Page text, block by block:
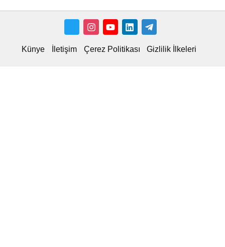
Künye İletişim Çerez Politikası Gizlilik İlkeleri